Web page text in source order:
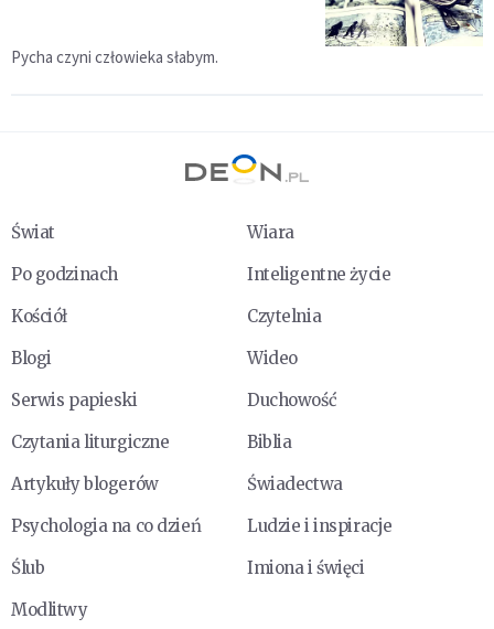
Pycha czyni człowieka słabym.
Świat
Wiara
Po godzinach
Inteligentne życie
Kościół
Czytelnia
Blogi
Wideo
Serwis papieski
Duchowość
Czytania liturgiczne
Biblia
Artykuły blogerów
Świadectwa
Psychologia na co dzień
Ludzie i inspiracje
Ślub
Imiona i święci
Modlitwy